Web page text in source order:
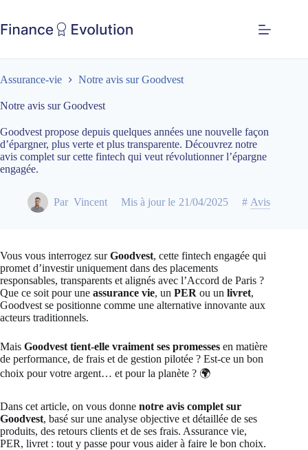
Assurance-vie Notre avis sur Goodvest
Notre avis sur Goodvest
Goodvest propose depuis quelques années une nouvelle façon
d’épargner, plus verte et plus transparente. Découvrez notre
avis complet sur cette fintech qui veut révolutionner l’épargne
engagée.
Par Vincent Mis à jour le 21/04/2025 # Avis
Vous vous interrogez surGoodvest, cette fintech engagée qui
promet d’investir uniquement dans des placements
responsables, transparents et alignés avec l’Accord de Paris ?
Que ce soit pour une assurance vie, un PER ou un livret,
Goodvest se positionne comme une alternative innovante aux
acteurs traditionnels.
Mais Goodvest tient-elle vraiment ses promesses en matière
de performance, de frais et de gestion pilotée ? Est-ce un bon
choix pour votre argent… et pour la planète ? 🌍
Dans cet article, on vous donne notre avis complet sur
Goodvest, basé sur une analyse objective et détaillée de ses
produits, des retours clients et de ses frais. Assurance vie,
PER, livret : tout y passe pour vous aider à faire le bon choix.